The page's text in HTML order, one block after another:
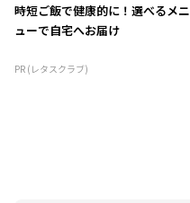
時短ご飯で健康的に！選べるメニ
ューで自宅へお届け
PR (レタスクラブ)